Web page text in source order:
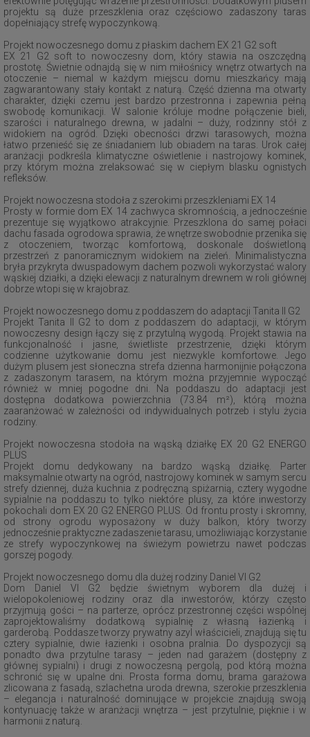
projektu są duże przeszklenia oraz częściowo zadaszony taras
dopełniający strefę wypoczynkową.
Projekt nowoczesnego domu z płaskim dachem EX 21 G2 soft
EX 21 G2 soft to nowoczesny dom, który stawia na oszczędną
prostotę. Świetnie odnajdą się w nim miłośnicy wnętrz otwartych na
otoczenie – niemal w każdym miejscu domu mieszkańcy mają
zagwarantowany stały kontakt z naturą. Część dzienna ma otwarty
charakter, dzięki czemu jest bardzo przestronna i zapewnia pełną
swobodę komunikacji. W salonie króluje modne połączenie bieli,
szarości i naturalnego drewna, w jadalni – duży, rodzinny stół z
widokiem na ogród. Dzięki obecności drzwi tarasowych, można
łatwo przenieść się ze śniadaniem lub obiadem na taras. Urok całej
aranżacji podkreśla klimatyczne oświetlenie i nastrojowy kominek,
przy którym można zrelaksować się w ciepłym blasku ognistych
refleksów.
Projekt nowoczesna stodoła z szerokimi przeszkleniami EX 14
Prosty w formie dom EX 14 zachwyca skromnością, a jednocześnie
prezentuje się wyjątkowo atrakcyjnie. Przeszklona do samej połaci
dachu fasada ogrodowa sprawia, że wnętrze swobodnie przenika się
z otoczeniem, tworząc komfortową, doskonale doświetloną
przestrzeń z panoramicznym widokiem na zieleń. Minimalistyczna
bryła przykryta dwuspadowym dachem pozwoli wykorzystać walory
wąskiej działki, a dzięki elewacji z naturalnym drewnem w roli głównej
dobrze wtopi się w krajobraz.
Projekt nowoczesnego domu z poddaszem do adaptacji Tanita II G2
Projekt Tanita II G2 to dom z poddaszem do adaptacji, w którym
nowoczesny design łączy się z przytulną wygodą. Projekt stawia na
funkcjonalność i jasne, świetliste przestrzenie, dzięki którym
codzienne użytkowanie domu jest niezwykle komfortowe. Jego
dużym plusem jest słoneczna strefa dzienna harmonijnie połączona
z zadaszonym tarasem, na którym można przyjemnie wypocząć
również w mniej pogodne dni. Na poddaszu do adaptacji jest
dostępna dodatkowa powierzchnia (73.84 m²), którą można
zaaranżować w zależności od indywidualnych potrzeb i stylu życia
rodziny.
Projekt nowoczesna stodoła na wąską działkę EX 20 G2 ENERGO
PLUS
Projekt domu dedykowany na bardzo wąską działkę. Parter
maksymalnie otwarty na ogród, nastrojowy kominek w samym sercu
strefy dziennej, duża kuchnia z podręczną spiżarnią, cztery wygodne
sypialnie na poddaszu to tylko niektóre plusy, za które inwestorzy
pokochali dom EX 20 G2 ENERGO PLUS. Od frontu prosty i skromny,
od strony ogrodu wyposażony w duży balkon, który tworzy
jednocześnie praktyczne zadaszenie tarasu, umożliwiając korzystanie
ze strefy wypoczynkowej na świeżym powietrzu nawet podczas
gorszej pogody.
Projekt nowoczesnego domu dla dużej rodziny Daniel VI G2
Dom Daniel VI G2 będzie świetnym wyborem dla dużej i
wielopokoleniowej rodziny oraz dla inwestorów, którzy często
przyjmują gości – na parterze, oprócz przestronnej części wspólnej
zaprojektowaliśmy dodatkową sypialnię z własną łazienką i
garderobą. Poddasze tworzy prywatny azyl właścicieli, znajdują się tu
cztery sypialnie, dwie łazienki i osobna pralnia. Do dyspozycji są
ponadto dwa przytulne tarasy – jeden nad garażem (dostępny z
głównej sypialni) i drugi z nowoczesną pergolą, pod którą można
schronić się w upalne dni. Prosta forma domu, brama garażowa
zlicowana z fasadą, szlachetna uroda drewna, szerokie przeszklenia
– elegancja i naturalność dominujące w projekcie znajdują swoją
kontynuację także w aranżacji wnętrza – jest przytulnie, pięknie i w
harmonii z naturą.